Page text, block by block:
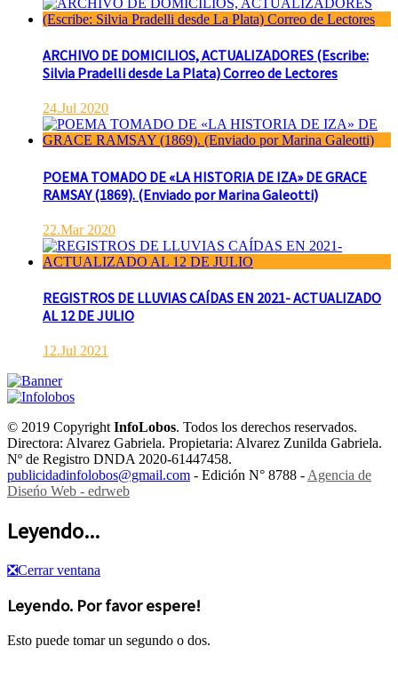
ARCHIVO DE DOMICILIOS, ACTUALIZADORES (Escribe:
Silvia Pradelli desde La Plata) Correo de Lectores
24.Jul 2020
POEMA TOMADO DE «LA HISTORIA DE IZA» DE GRACE
RAMSAY (1869). (Enviado por Marina Galeotti)
22.Mar 2020
REGISTROS DE LLUVIAS CAÍDAS EN 2021- ACTUALIZADO
AL 12 DE JULIO
12.Jul 2021
© 2019 CopyrightInfoLobos. Todos los derechos reservados.
Directora: Alvarez Gabriela. Propietaria: Alvarez Zunilda Gabriela.
Nº de Registro DNDA 2020-61447458.
publicidadinfolobos@gmail.com - Edición N° 8788 -Agencia de
Diseńo Web - edrweb
Leyendo...
❎Cerrar ventana
Leyendo. Por favor espere!
Esto puede tomar un segundo o dos.